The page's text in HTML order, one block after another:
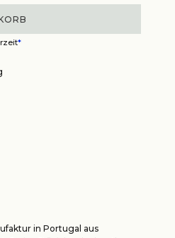
*
in Portugal aus